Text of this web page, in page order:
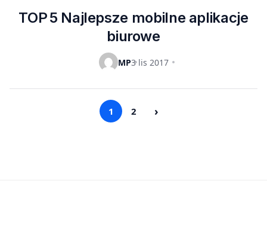
TOP 5 Najlepsze mobilne aplikacje
biurowe
MP3 lis 2017
1 2 ›